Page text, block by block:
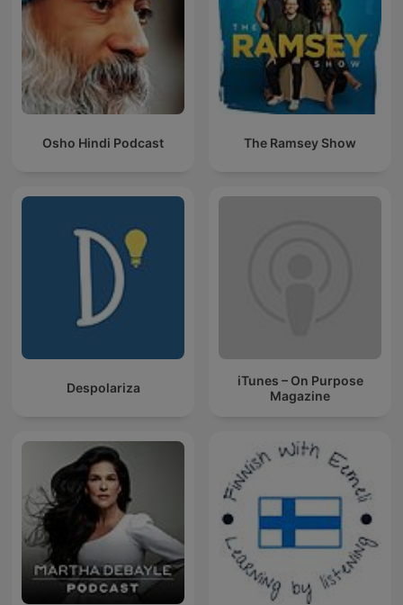
Osho Hindi Podcast The Ramsey Show
Despolariza
iTunes – On Purpose
Magazine